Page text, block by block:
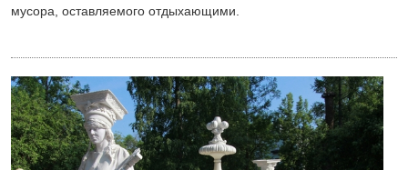
мусора, оставляемого отдыхающими.